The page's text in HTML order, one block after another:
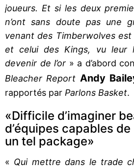
joueurs. Et si les deux
n’ont sans doute pas une
venant des Timberwolves
et celui des Kings, vu leur
devenir de l’or » a d’abord
Bleacher Report Andy
rapportés par Parlons Basket.
«Difficile d’imaginer
d’équipes capables
un tel package»
« Qui mettre dans le trade